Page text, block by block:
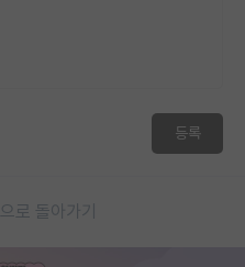
등록
로 돌아가기